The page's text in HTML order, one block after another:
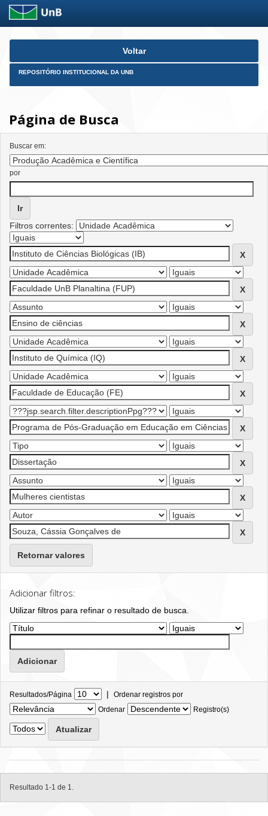
Skip
Voltar
REPOSITÓRIO INSTITUCIONAL DA UNB
Página de Busca
Buscar em:
por
Filtros correntes:
Retornar valores
Adicionar filtros:
Utilizar filtros para refinar o resultado de busca.
Resultados/Página | Ordenar registros por
Ordenar
Registro(s)
Resultado 1-1 de 1.